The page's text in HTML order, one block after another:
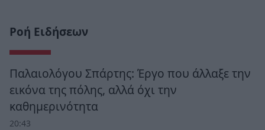
Ροή Ειδήσεων
Παλαιολόγου Σπάρτης: Έργο που άλλαξε την
εικόνα της πόλης, αλλά όχι την
καθημερινότητα
20:43